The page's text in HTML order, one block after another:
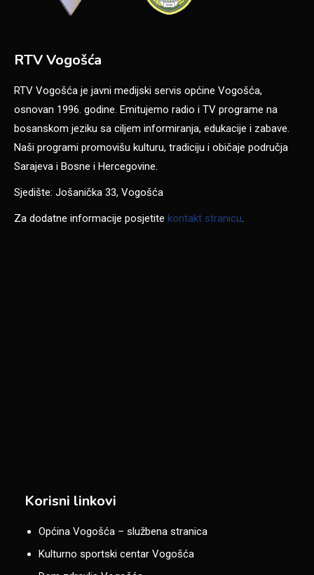
RTV Vogošća
RTV Vogošća je javni medijski servis općine Vogošća,
osnovan 1996. godine. Emitujemo radio i TV programe na
bosanskom jeziku sa ciljem informiranja, edukacije i zabave.
Naši programi promovišu kulturu, tradiciju i običaje područja
Sarajeva i Bosne i Hercegovine.
Sjedište: Jošanička 33, Vogošća
Za dodatne informacije posjetite kontakt stranicu
Korisni linkovi
Općina Vogošća – službena stranica
Kulturno sportski centar Vogošća